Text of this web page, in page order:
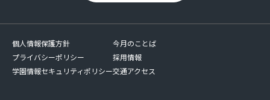
個人情報保護方針
プライバシーポリシー
学園情報セキュリティポリシー
今月のことば
採用情報
交通アクセス